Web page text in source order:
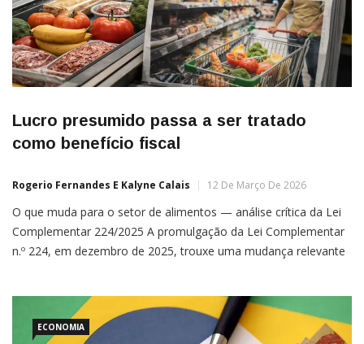
Lucro presumido passa a ser tratado
como benefício fiscal
Rogerio Fernandes E Kalyne Calais 12 De Março De 2026
O que muda para o setor de alimentos — análise crítica da Lei
Complementar 224/2025 A promulgação da Lei Complementar
n.º 224, em dezembro de 2025, trouxe uma mudança relevante
vigor em janeiro de 2026 […]
ECONOMIA